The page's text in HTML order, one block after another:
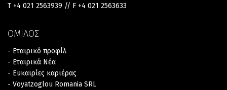
T +4 021 2563939 // F +4 021 2563633
ΟΜΙΛΟΣ
- Εταιρικό προφίλ
- Εταιρικά Νέα
- Ευκαιρίες καριέρας
- Voyatzoglou Romania SRL